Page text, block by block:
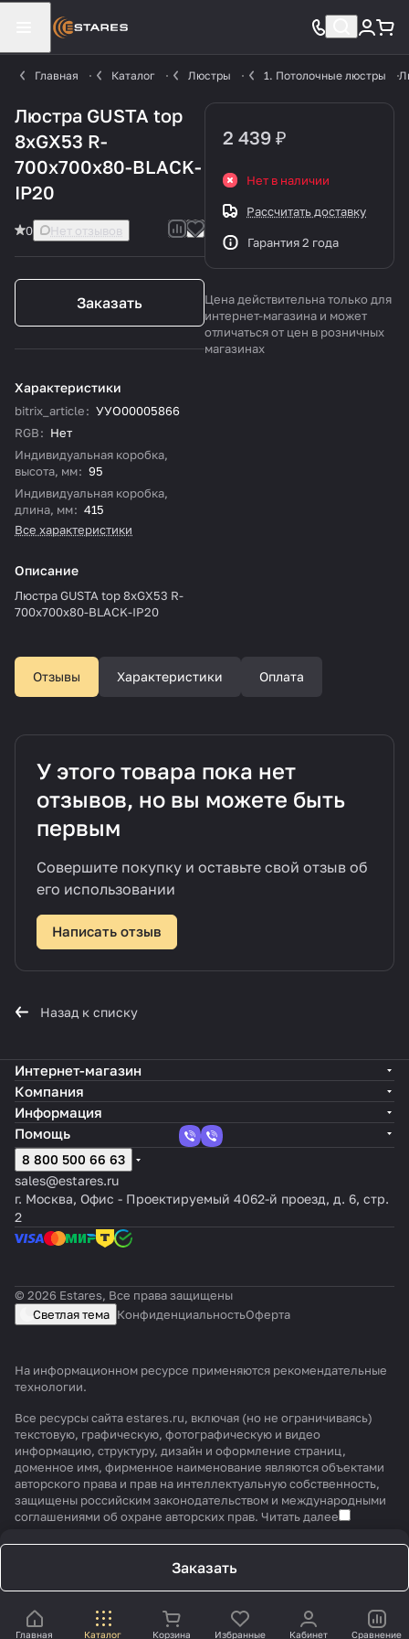
Главная Каталог Люстры 1. Потолочные люстры
Люстра GUSTA top
8xGX53 R-
700x700x80-BLACK-
IP20
0 Нет отзывов
Заказать
Характеристики
bitrix_article: УУО00005866
RGB: Нет
Индивидуальная коробка,
высота, мм: 95
Индивидуальная коробка,
длина, мм: 415
Все характеристики
Описание
Люстра GUSTA top 8xGX53 R-
700x700x80-BLACK-IP20
2 439 ₽
Нет в наличии
Рассчитать доставку
Гарантия 2 года
Цена действительна только для
интернет-магазина и может
отличаться от цен в розничных
магазинах
Отзывы Характеристики Оплата
У этого товара пока нет
отзывов, но вы можете быть
первым
Совершите покупку и оставьте свой отзыв об
его использовании
Написать отзыв
Назад к списку
Заказать
Главная Каталог Корзина Избранные Кабинет Сравнение
Интернет-магазин
Компания
Информация
Помощь
8 800 500 66 63
sales@estares.ru
г. Москва, Офис - Проектируемый 4062-й проезд, д. 6, стр.
2
© 2026 Estares, Все права защищены
Светлая тема КонфиденциальностьОферта
На информационном ресурсе применяются рекомендательные
технологии.
Все ресурсы сайта estares.ru, включая (но не ограничиваясь)
текстовую, графическую, фотографическую и видео
информацию, структуру, дизайн и оформление страниц,
доменное имя, фирменное наименование являются объектами
авторского права и прав на интеллектуальную собственность,
защищены российским законодательством и международными
соглашениями об охране авторских прав. Читать далее